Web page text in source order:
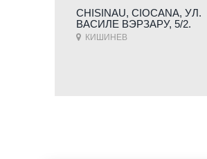
CHISINAU, CIOCANA, УЛ.
ВАСИЛЕ ВЭРЗАРУ, 5/2.
КИШИНЕВ